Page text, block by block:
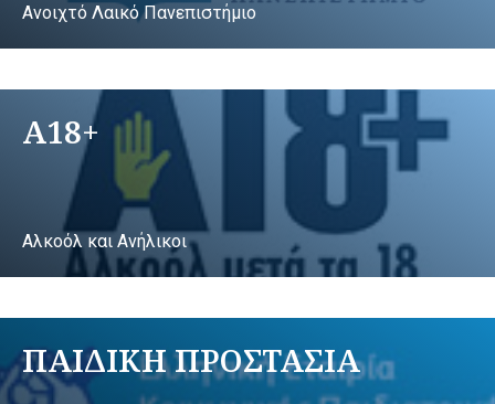
Ανοιχτό Λαικό Πανεπιστήμιο
A18+
Αλκοόλ και Ανήλικοι
ΠΑΙΔΙΚΗ ΠΡΟΣΤΑΣΙΑ